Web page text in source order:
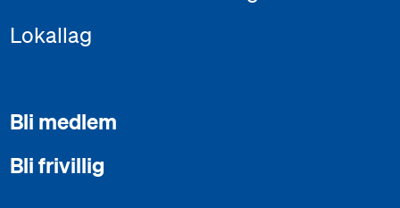
Lokallag
Bli medlem
Bli frivillig